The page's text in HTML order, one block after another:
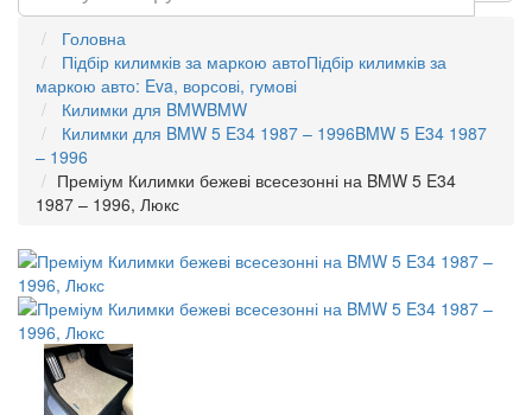
Головна
Підбір килимків за маркою автоПідбір килимків за
маркою авто: Eva, ворсові, гумові
Килимки для BMWBMW
Килимки для BMW 5 E34 1987 – 1996BMW 5 E34 1987
– 1996
Преміум Килимки бежеві всесезонні на BMW 5 E34
1987 – 1996, Люкс